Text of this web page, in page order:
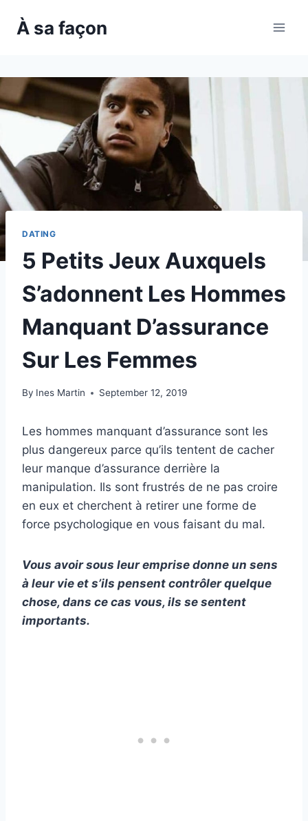
À sa façon
DATING
5 Petits Jeux Auxquels
S’adonnent Les Hommes
Manquant D’assurance
Sur Les Femmes
By Ines Martin September 12, 2019
Les hommes manquant d’assurance sont les
plus dangereux parce qu’ils tentent de cacher
leur manque d’assurance derrière la
manipulation. Ils sont frustrés de ne pas croire
en eux et cherchent à retirer une forme de
force psychologique en vous faisant du mal.
Vous avoir sous leur emprise donne un sens
à leur vie et s’ils pensent contrôler quelque
chose, dans ce cas vous, ils se sentent
importants.